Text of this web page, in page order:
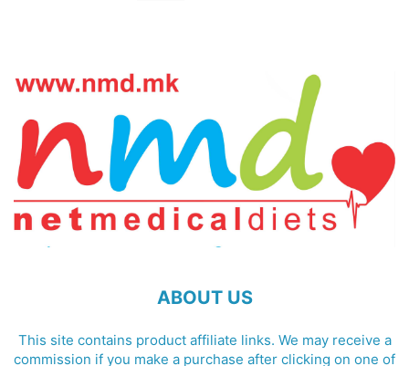
ABOUT US
This site contains product affiliate links. We may receive a
commission if you make a purchase after clicking on one of